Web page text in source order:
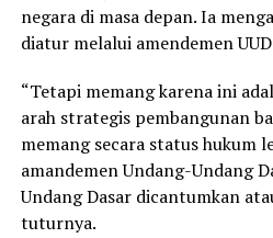
negara di masa depan. Ia
diatur melalui amendemen
“Tetapi memang karena ini
arah strategis pembangunan
memang secara status hukum
amandemen Undang-Undang
Undang Dasar dicantumkan
tuturnya.